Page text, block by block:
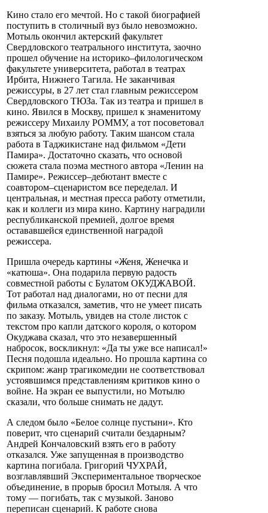
Кино стало его мечтой. Но с такой биографией
поступить в столичный вуз было невозможно.
Мотыль окончил актерский факультет
Свердловского театрального института, заочно
прошел обучение на историко–филологическом
факультете университета, работал в театрах
Ирбита, Нижнего Тагила. Не заканчивая
режиссуры, в 27 лет стал главным режиссером
Свердловского ТЮЗа. Так из театра и пришел в
кино. Явился в Москву, пришел к знаменитому
режиссеру Михаилу РОММУ, а тот посоветовал
взяться за любую работу. Таким шансом стала
работа в Таджикистане над фильмом «Дети
Памира». Достаточно сказать, что основой
сюжета стала поэма местного автора «Ленин на
Памире». Режиссер–дебютант вместе с
соавтором–сценаристом все переделал. И
центральная, и местная пресса работу отметили,
как и коллеги из мира кино. Картину наградили
республиканской премией, долгое время
остававшейся единственной наградой
режиссера.
Пришла очередь картины «Женя, Женечка и
«катюша». Она подарила первую радость
совместной работы с Булатом ОКУДЖАВОЙ.
Тот работал над диалогами, но от песни для
фильма отказался, заметив, что не умеет писать
по заказу. Мотыль, увидев на столе листок с
текстом про капли датского короля, о котором
Окуджава сказал, что это незавершенный
набросок, воскликнул: «Да ты уже все написал!»
Песня подошла идеально. Но прошла картина со
скрипом: жанр трагикомедии не соответствовал
устоявшимся представлениям критиков кино о
войне. На экран ее выпустили, но Мотылю
сказали, что больше снимать не дадут.
А следом было «Белое солнце пустыни». Кто
поверит, что сценарий считали бездарным?
Андрей Кончаловский взять его в работу
отказался. Уже запущенная в производство
картина погибала. Григорий ЧУХРАЙ,
возглавлявший Экспериментальное творческое
объединение, в прорыв бросил Мотыля. А что
тому — погибать, так с музыкой. Заново
переписан сценарий. К работе снова